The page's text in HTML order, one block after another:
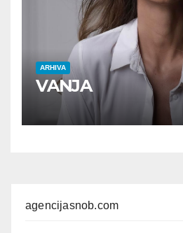
ARHIVA
VANJA
agencijasnob.com